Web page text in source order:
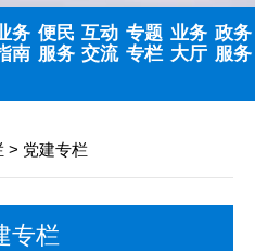
策法规
策法规
务
南
取业务指南
款业务指南
便民
服务
利率公告
互动
交流
互动反馈
专题
专栏
纪检监察
业务
大厅
省政务
政务
服务
> 党建专栏
专栏